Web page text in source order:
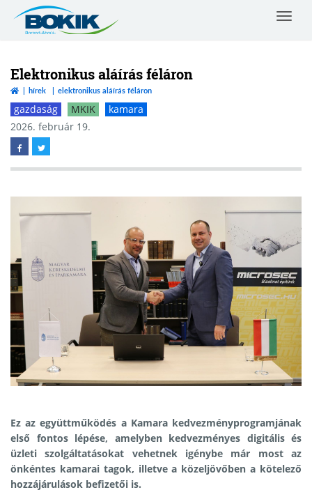
Zemplén
Vármegyei
Kereskedelmi
és
Iparkamara
Toggle
Elektronikus aláírás féláron
hírek elektronikus aláírás féláron
gazdaság MKIK
kamara
2026. február 19.
Ez az együttműködés a Kamara kedvezményprogramjának
első fontos lépése, amelyben kedvezményes digitális és
üzleti szolgáltatásokat vehetnek igénybe már most az
önkéntes kamarai tagok, illetve a közeljövőben a kötelező
hozzájárulások befizetői is.